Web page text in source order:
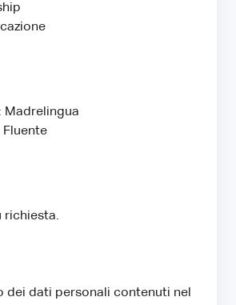
Madrelingua
Fluente
richiesta.
dei dati personali contenuti nel